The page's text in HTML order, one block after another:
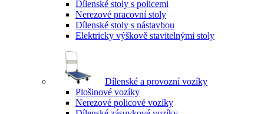
Dílenské stoly s policemi
Nerezové pracovní stoly
Dílenské stoly s nástavbou
Elektricky výškově stavitelnými stoly
Dílenské a provozní vozíky
Plošinové vozíky
Nerezové policové vozíky